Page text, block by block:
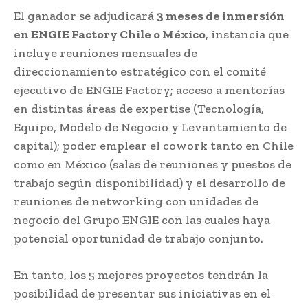
El ganador se adjudicará3 meses de inmersión
en ENGIE Factory Chile o México, instancia que
incluye reuniones mensuales de
direccionamiento estratégico con el comité
ejecutivo de ENGIE Factory; acceso a mentorías
en distintas áreas de expertise (Tecnología,
Equipo, Modelo de Negocio y Levantamiento de
capital); poder emplear el cowork tanto en Chile
como en México (salas de reuniones y puestos de
trabajo según disponibilidad) y el desarrollo de
reuniones de networking con unidades de
negocio del Grupo ENGIE con las cuales haya
potencial oportunidad de trabajo conjunto.
En tanto, los 5 mejores proyectos tendrán la
posibilidad de presentar sus iniciativas en el